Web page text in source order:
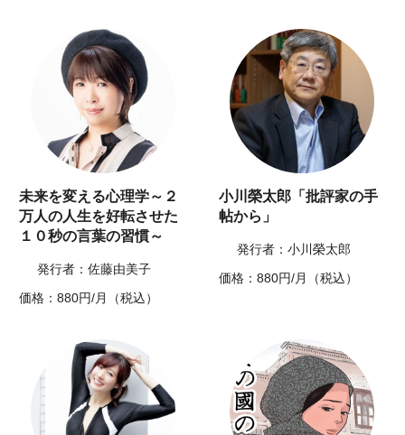
未来を変える心理学～２
万人の人生を好転させた
１０秒の言葉の習慣～
発行者：佐藤由美子
価格：880円/月（税込）
小川榮太郎「批評家の手
帖から」
発行者：小川榮太郎
価格：880円/月（税込）